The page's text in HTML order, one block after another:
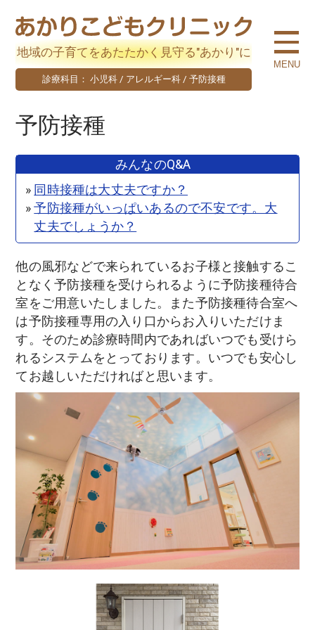
壬生町大
地域の子育てをあたたかく見守る"あかり"に
診療科目： 小児科 / アレルギー科 / 予防接種
MENU
MENUを閉じる
予防接種
みんなのQ&A
同時接種は大丈夫ですか？
予防接種がいっぱいあるので不安です。大
丈夫でしょうか？
他の風邪などで来られているお子様と接触するこ
となく予防接種を受けられるように予防接種待合
室をご用意いたしました。また予防接種待合室へ
は予防接種専用の入り口からお入りいただけま
す。そのため診療時間内であればいつでも受けら
れるシステムをとっております。いつでも安心し
てお越しいただければと思います。